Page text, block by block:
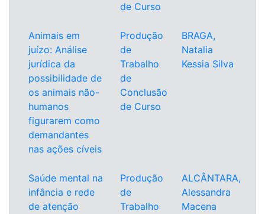
de Curso
Animais em
juízo: Análise
jurídica da
possibilidade de
os animais não-
humanos
figurarem como
demandantes
nas ações cíveis
Produção
de
Trabalho
de
Conclusão
de Curso
BRAGA,
Natalia
Kessia Silva
Saúde mental na
infância e rede
de atenção
Produção
de
Trabalho
ALCÂNTARA,
Alessandra
Macena